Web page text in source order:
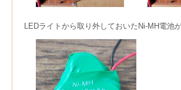
LEDライトから取り外しておいたNi-MH電池